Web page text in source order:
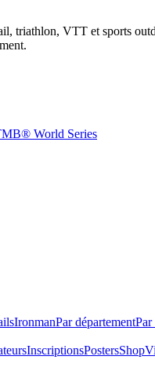
triathlon, VTT et sports
World Series
IronmanPar départementPar
InscriptionsPostersShop